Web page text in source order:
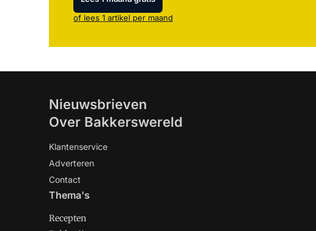
of lees 1 artikel per maand
Nieuwsbrieven
Over Bakkerswereld
Klantenservice
Adverteren
Contact
Thema's
Recepten